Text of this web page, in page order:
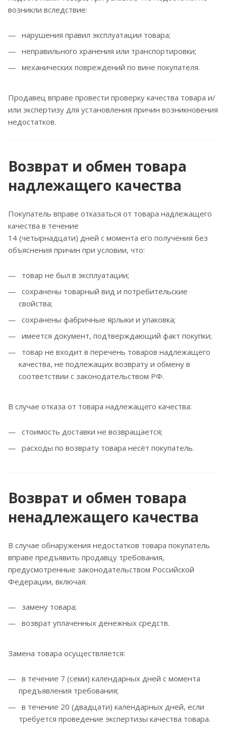
возникли вследствие:
нарушения правил эксплуатации товара;
неправильного хранения или транспортировки;
механических повреждений по вине покупателя.
Продавец вправе провести проверку качества товара и/
или экспертизу для установления причин возникновения
недостатков.
Возврат и обмен товара
надлежащего качества
Покупатель вправе отказаться от товара надлежащего
качества в течение
14 (четырнадцати) дней с момента его получения без
объяснения причин при условии, что:
товар не был в эксплуатации;
сохранены товарный вид и потребительские
свойства;
сохранены фабричные ярлыки и упаковка;
имеется документ, подтверждающий факт покупки;
товар не входит в перечень товаров надлежащего
качества, не подлежащих возврату и обмену в
соответствии с законодательством РФ.
В случае отказа от товара надлежащего качества:
стоимость доставки не возвращается;
расходы по возврату товара несёт покупатель.
Возврат и обмен товара
ненадлежащего качества
В случае обнаружения недостатков товара покупатель
вправе предъявить продавцу требования,
предусмотренные законодательством Российской
Федерации, включая:
замену товара;
возврат уплаченных денежных средств.
Замена товара осуществляется:
в течение 7 (семи) календарных дней с момента
предъявления требования;
в течение 20 (двадцати) календарных дней, если
требуется проведение экспертизы качества товара.